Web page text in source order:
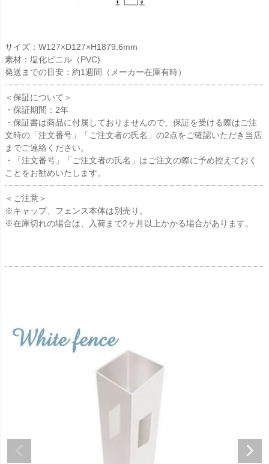
サイズ：W127×D127×H1879.6mm
素材：塩化ビニル（PVC)
発送までの目安：約1週間（メーカー在庫有時）
＜保証について＞
・保証期間：2年
・保証書は商品に付属しておりませんので、保証を受ける際はご注
文時の「注文番号」「ご注文者の氏名」の2点をご確認いただき当店
までご連絡ください。
・「注文番号」「ご注文者の氏名」はご注文の際に予め控えておく
ことをお勧めいたします。
＜ご注意＞
※キャップ、フェンス本体は別売り。
※在庫切れの場合は、入荷まで2ヶ月以上かかる場合があります。